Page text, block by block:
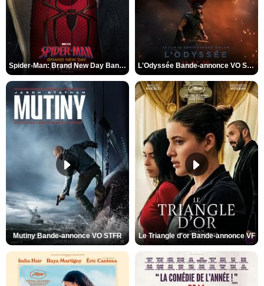
Spider-Man: Brand New Day Bande-annonce VO STFR L'Odyssée Bande-annonce VO STFR
Mutiny Bande-annonce VO STFR Le Triangle d'or Bande-annonce VF